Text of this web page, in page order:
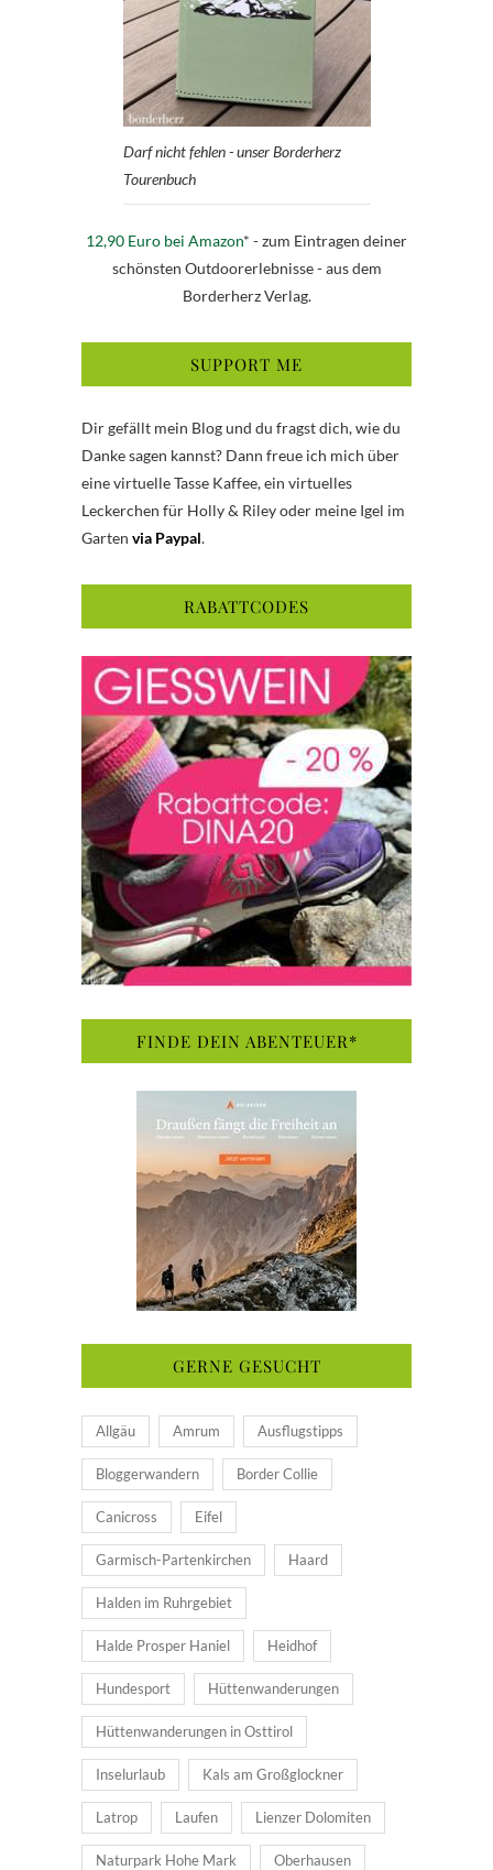
Darf nicht fehlen - unser Borderherz
Tourenbuch
12,90 Euro bei Amazon* - zum Eintragen deiner
schönsten Outdoorerlebnisse - aus dem
Borderherz Verlag.
SUPPORT ME
Dir gefällt mein Blog und du fragst dich, wie du
Danke sagen kannst? Dann freue ich mich über
eine virtuelle Tasse Kaffee, ein virtuelles
Leckerchen für Holly & Riley oder meine Igel im
Garten via Paypal.
RABATTCODES
FINDE DEIN ABENTEUER*
GERNE GESUCHT
Allgäu Amrum Ausflugstipps
Bloggerwandern Border Collie
Canicross Eifel
Garmisch-Partenkirchen Haard
Halden im Ruhrgebiet
Halde Prosper Haniel Heidhof
Hundesport Hüttenwanderungen
Hüttenwanderungen in Osttirol
Inselurlaub Kals am Großglockner
Latrop Laufen Lienzer Dolomiten
Naturpark Hohe Mark Oberhausen